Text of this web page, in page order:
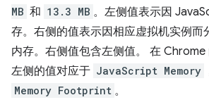
MB 和 13.3 MB 。左侧值表示因
存。右侧的值表示因相应虚拟机实例而
内存。右侧值包含左侧值。 在 Chrome
左侧的值对应于 JavaScript Memory
Memory Footprint 。